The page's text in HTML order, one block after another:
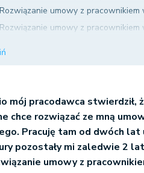
Rozwiązanie umowy z
Rozwiązanie umowy z
mój pracodawca stwierdził,
chce rozwiązać ze mną
Pracuję tam od dwóch
pozostały mi zaledwie 2
umowy z